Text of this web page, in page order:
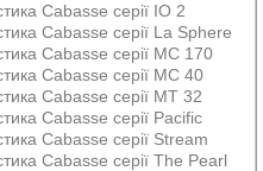
Cabasse серії IO 2
Cabasse серії La Sphere
Cabasse серії MC 170
Cabasse серії MC 40
Cabasse серії MT 32
Cabasse серії Pacific
Cabasse серії Stream
Cabasse серії The Pearl